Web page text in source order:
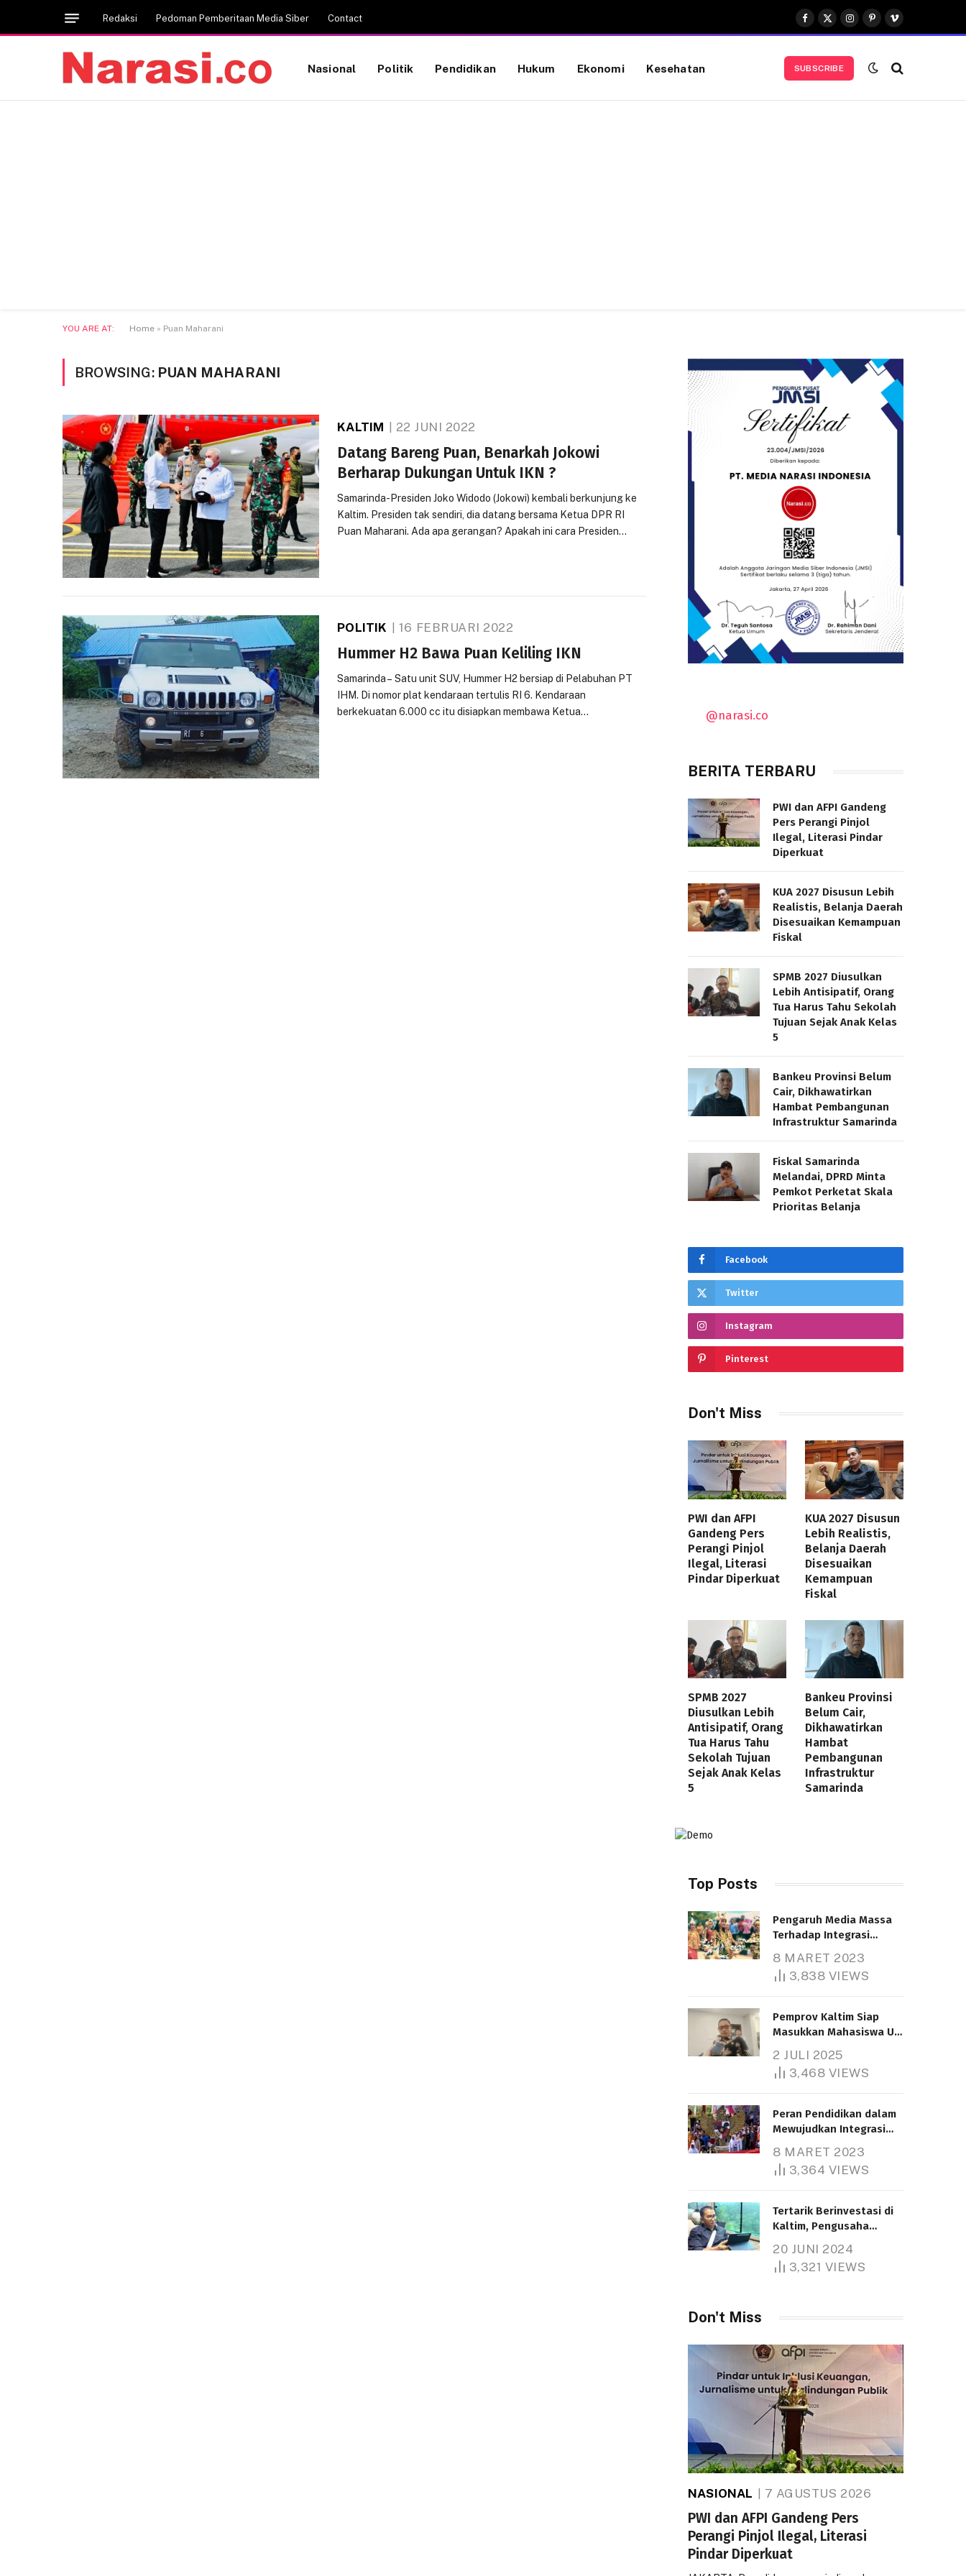
Redaksi Pedoman Pemberitaan Media Siber Contact
Facebook
X
(Twitter)
Instagram
Pinterest
Vimeo
Nasional Politik Pendidikan Hukum Ekonomi Kesehatan SUBSCRIBE
YOU ARE AT: Home » Puan Maharani
BROWSING: PUAN MAHARANI
KALTIM 22 JUNI 2022
Datang Bareng Puan, Benarkah Jokowi
Berharap Dukungan Untuk IKN ?
Samarinda-Presiden Joko Widodo (Jokowi) kembali berkunjung ke
Kaltim. Presiden tak sendiri, dia datang bersama Ketua DPR RI
Puan Maharani. Ada apa gerangan? Apakah ini cara Presiden…
POLITIK 16 FEBRUARI 2022
Hummer H2 Bawa Puan Keliling IKN
Samarinda – Satu unit SUV, Hummer H2 bersiap di Pelabuhan PT
IHM. Di nomor plat kendaraan tertulis RI 6. Kendaraan
berkekuatan 6.000 cc itu disiapkan membawa Ketua…
@narasi.co
BERITA TERBARU
PWI dan AFPI Gandeng
Pers Perangi Pinjol
Ilegal, Literasi Pindar
Diperkuat
KUA 2027 Disusun Lebih
Realistis, Belanja Daerah
Disesuaikan Kemampuan
Fiskal
SPMB 2027 Diusulkan
Lebih Antisipatif, Orang
Tua Harus Tahu Sekolah
Tujuan Sejak Anak Kelas
5
Bankeu Provinsi Belum
Cair, Dikhawatirkan
Hambat Pembangunan
Infrastruktur Samarinda
Fiskal Samarinda
Melandai, DPRD Minta
Pemkot Perketat Skala
Prioritas Belanja
Facebook
Twitter
Instagram
Pinterest
Don't Miss
PWI dan AFPI
Gandeng Pers
Perangi Pinjol
Ilegal, Literasi
Pindar Diperkuat
KUA 2027 Disusun
Lebih Realistis,
Belanja Daerah
Disesuaikan
Kemampuan
Fiskal
SPMB 2027
Diusulkan Lebih
Antisipatif, Orang
Tua Harus Tahu
Sekolah Tujuan
Sejak Anak Kelas
5
Bankeu Provinsi
Belum Cair,
Dikhawatirkan
Hambat
Pembangunan
Infrastruktur
Samarinda
Top Posts
Pengaruh Media Massa
Terhadap Integrasi
8 MARET 2023
3,838 VIEWS
Pemprov Kaltim Siap
Masukkan Mahasiswa UT
Bantuan Pendidikan
Gratispol
2 JULI 2025
3,468 VIEWS
Peran Pendidikan dalam
Mewujudkan Integrasi
8 MARET 2023
3,364 VIEWS
Tertarik Berinvestasi di
Kaltim, Pengusaha
1.000 Hektare
20 JUNI 2024
3,321 VIEWS
Don't Miss
NASIONAL 7 AGUSTUS 2026
PWI dan AFPI Gandeng Pers
Perangi Pinjol Ilegal, Literasi
Pindar Diperkuat